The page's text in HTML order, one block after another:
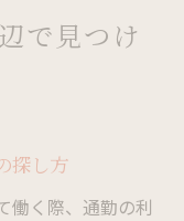
で見つけ
探し方
働く際、通勤の利